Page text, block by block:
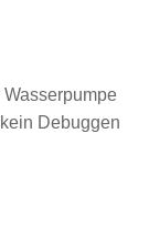
Debuggen